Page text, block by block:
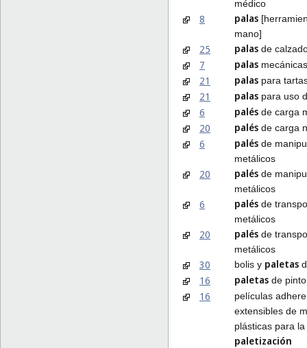
médico
8 palas
mano]
25 palas de
7 palas mecánicas
21 palas para
21 palas para uso
6 palés de carga
20 palés de carga
6 palés de
metálicos
20 palés de
metálicos
6 palés de
metálicos
20 palés de
metálicos
30 bolis y paletas
16 paletas de
16
películas
extensibles de
plásticas para la
paletización